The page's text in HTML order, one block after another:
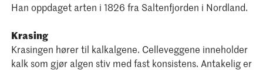
Han oppdaget arten i 1826 fra Saltenfjorden i Nordland.
Krasing
Krasingen hører til kalkalgene. Celleveggene inneholder
kalk som gjør algen stiv med fast konsistens. Antakelig er